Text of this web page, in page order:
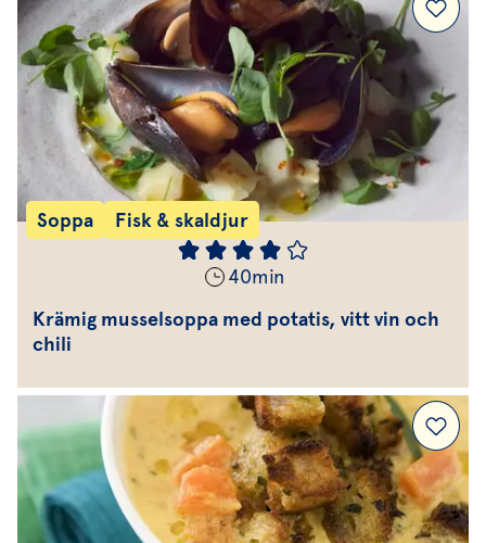
Soppa Fisk & skaldjur
40min
Krämig musselsoppa med potatis, vitt vin och
chili